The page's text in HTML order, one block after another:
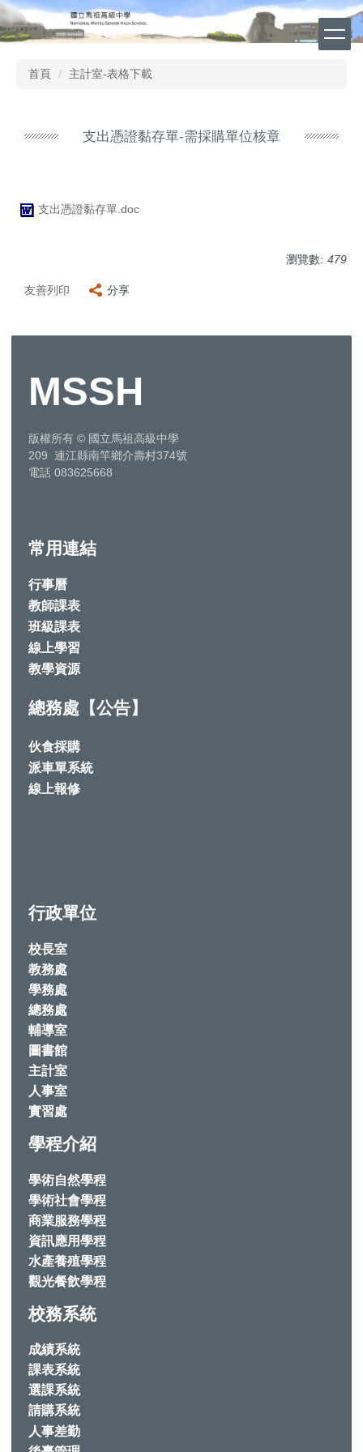
跳
到
主
首頁 主計室-表格下載
支出憑證黏存單-需採購單位核章
支出憑證黏存單.doc
瀏覽數: 479
友善列印 分享
MSSH
版權所有 © 國立馬祖高級中學
209 連江縣南竿鄉介壽村374號
電話 083625668
常用連結
行事曆
教師課表
班級課表
線上學習
教學資源
總務處【公告】
伙食採購
派車單系統
線上報修
行政單位
校長室
教務處
學務處
總務處
輔導室
圖書館
主計室
人事室
實習處
學程介紹
學術自然學程
學術社會學程
商業服務學程
資訊應用學程
水產養殖學程
觀光餐飲學程
校務系統
成績系統
課表系統
選課系統
請購系統
人事差勤